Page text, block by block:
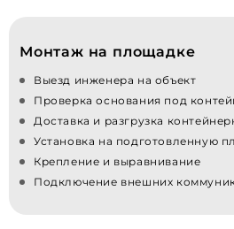
Монтаж на площадке
Выезд инженера на объект
Проверка основания под
Доставка и разгрузка
Установка на подготовленную
Крепление и выравнивание
Подключение внешних